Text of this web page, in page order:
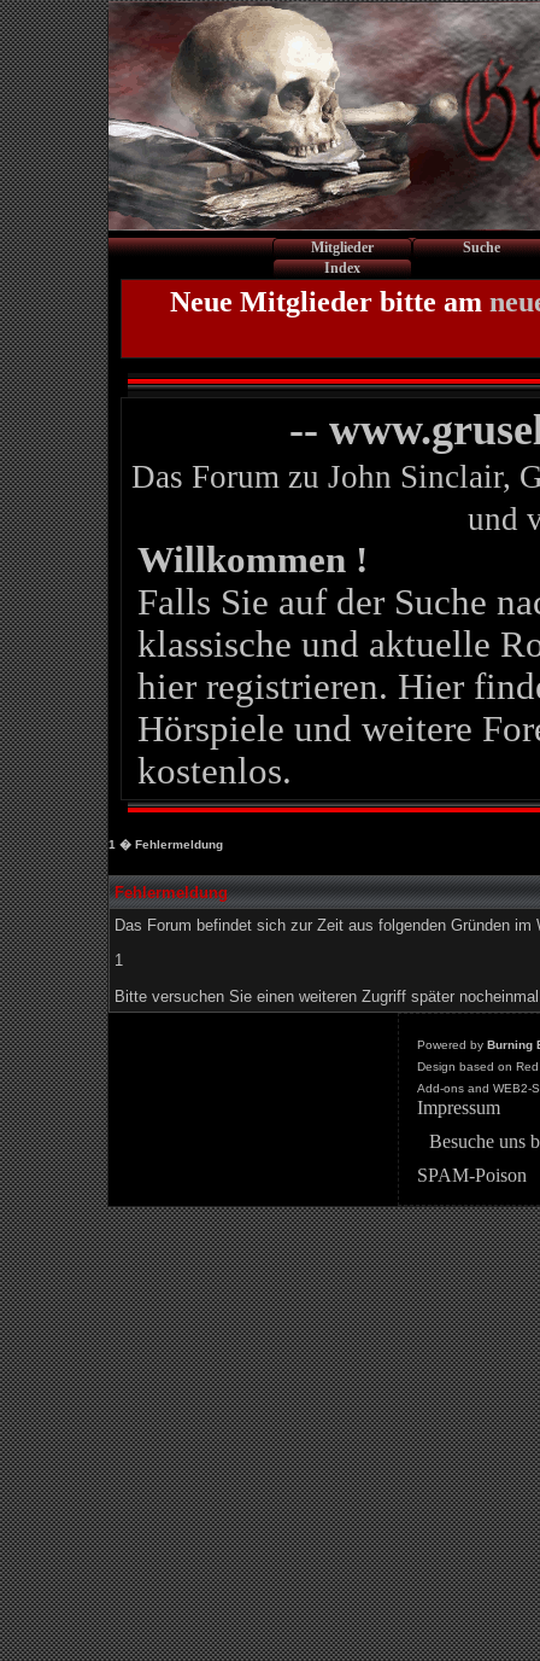
Mitglieder
Suche
Index
Neue Mitglieder bitte am
--
Das Forum zu John Sinclair,
und
Willkommen !
Falls Sie auf der Suche
klassische und aktuelle
hier registrieren. Hier
Hörspiele und weitere
kostenlos.
1 � Fehlermeldung
Fehlermeldung
Das Forum befindet sich zur Zeit aus folgenden Gründen im
1
Bitte versuchen Sie einen weiteren Zugriff später
Powered by Burning
Design based on
Add-ons and WEB2-
Impressum
Besuche uns
SPAM-Poison